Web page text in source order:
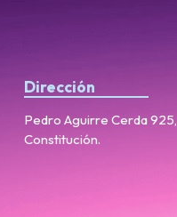
Dirección
Pedro Aguirre Cerda 925,
Constitución.